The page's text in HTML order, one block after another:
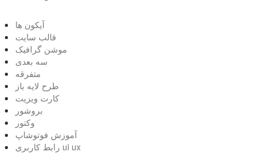
آیکون ها
قالب سایت
موشن گرافیک
سه بعدی
متفرقه
طرح لایه باز
کارت ویزیت
بروشور
وکتور
آموزش فوتوشاپ
رابط کاربری ui ux